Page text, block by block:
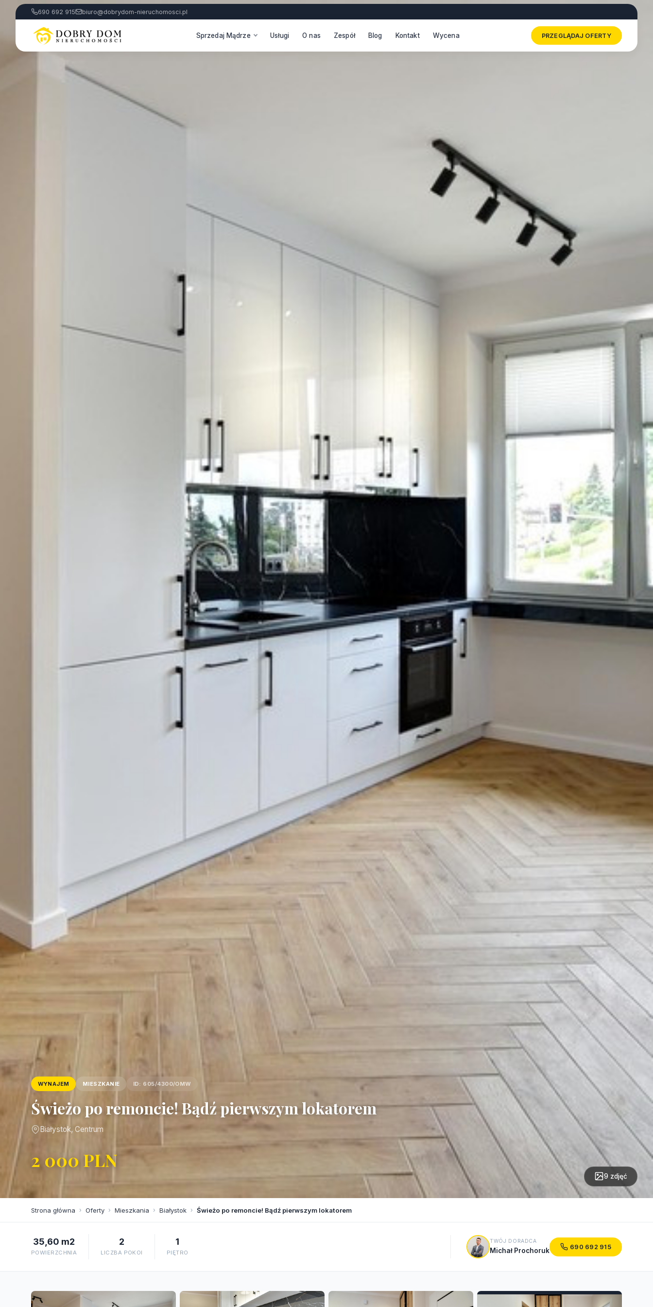
690 692 915 biuro@dobrydom-nieruchomosci.pl
Sprzedaj Mądrze Usługi O nas Zespół Blog Kontakt Wycena PRZEGLĄDAJ OFERTY
WYNAJEM MIESZKANIE ID: 605/4300/OMW
Świeżo po remoncie! Bądź pierwszym lokatorem
Białystok, Centrum
2 000 PLN
9 zdjęć
Strona główna › Oferty › Mieszkania › Białystok › Świeżo po remoncie! Bądź pierwszym lokatorem
35,60 m2
POWIERZCHNIA
2
LICZBA POKOI
1
PIĘTRO
TWÓJ DORADCA
Michał Prochoruk 690 692 915